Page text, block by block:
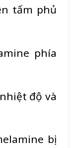
tấm phủ
phía
độ và
bị